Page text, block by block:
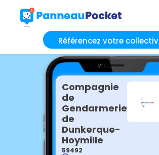
Référencez votre
Compagnie
de
Gendarmerie
de
Dunkerque-
Hoymille
59492